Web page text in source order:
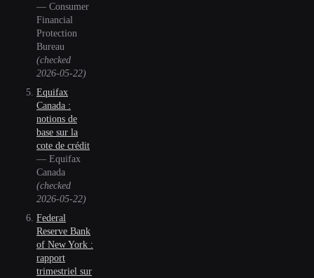
— Consumer
Financial
Protection
Bureau
(checked
2026-05-22)
Equifax
Canada :
notions de
base sur la
cote de crédit
— Equifax
Canada
(checked
2026-05-22)
Federal
Reserve Bank
of New York :
rapport
trimestriel sur